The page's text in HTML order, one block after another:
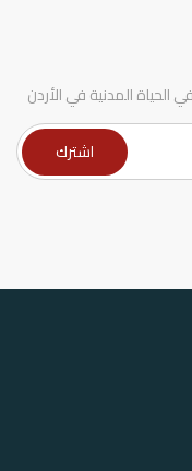
المدنية في الأردن